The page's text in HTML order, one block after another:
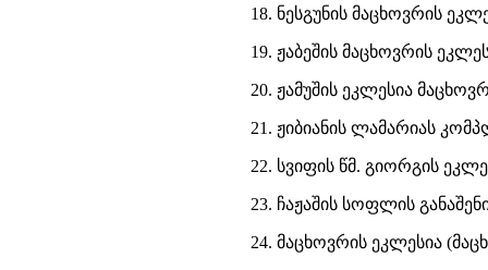
18. ნესგუნის მაცხოვრის
19. ჟაბეშის მაცხოვრის
20. ჟამუშის ეკლესია
21. ჟიბიანის ლამარიას
22. სვიფის წმ. გიორგის
23. ჩაჟაშის სოფლის
24. მაცხოვრის ეკლესია